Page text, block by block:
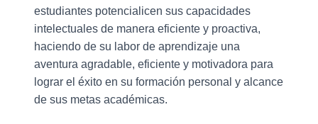
estudiantes potencialicen sus capacidades
intelectuales de manera eficiente y proactiva,
haciendo de su labor de aprendizaje una
aventura agradable, eficiente y motivadora para
lograr el éxito en su formación personal y alcance
de sus metas académicas.